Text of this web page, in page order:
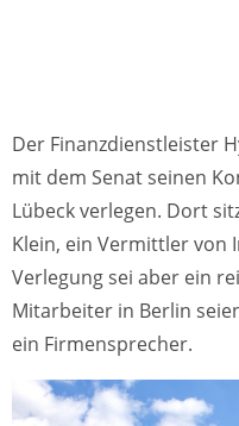
Der Finanzdienstleister
mit dem Senat seinen
Lübeck verlegen. Dort
Klein, ein Vermittler von
Verlegung sei aber ein
Mitarbeiter in Berlin
ein Firmensprecher.